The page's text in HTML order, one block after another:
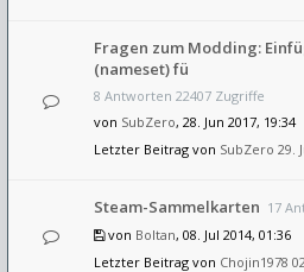
Fragen zum Modding:
(nameset) fü
8 Antworten 22407 Zugriffe
von SubZero, 28. Jun 2017, 19:34
Letzter Beitrag von SubZero 29.
Steam-Sammelkarten 17
von Boltan, 08. Jul 2014, 01:36
Letzter Beitrag von Chojin1978